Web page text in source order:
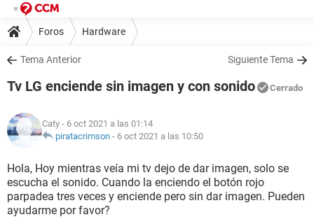
Foros Hardware
Tema Anterior Siguiente Tema
Tv LG enciende sin imagen y con sonido Cerrado
Caty - 6 oct 2021 a las 01:14
piratacrimson - 6 oct 2021 a las 10:50
Hola, Hoy mientras veía mi tv dejo de dar imagen, solo se
escucha el sonido. Cuando la enciendo el botón rojo
parpadea tres veces y enciende pero sin dar imagen. Pueden
ayudarme por favor?